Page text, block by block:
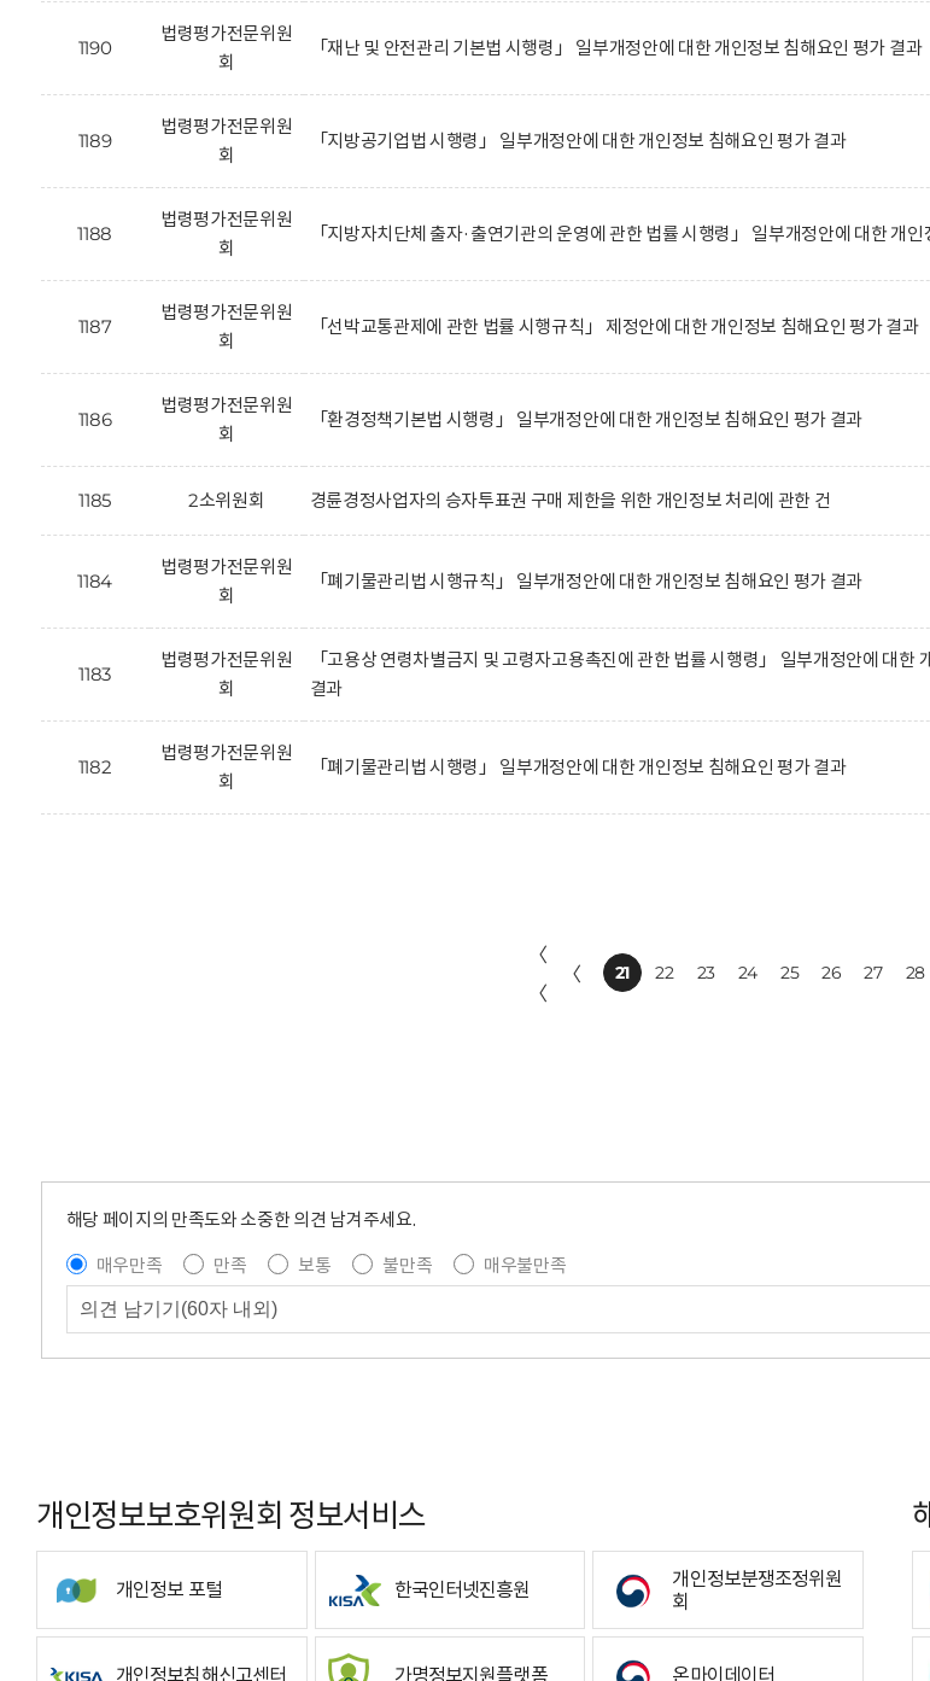
1190
법령평가전문위원
회
「재난 및 안전관리 기본법 시행령」 일부개정안에 대한 개인정보 침해요인 평가 결과
1189
법령평가전문위원
회
「지방공기업법 시행령」 일부개정안에 대한 개인정보 침해요인 평가 결과
1188
법령평가전문위원
회
「지방자치단체 출자·출연기관의 운영에 관한 법률 시행령」 일부개정안에 대한 개
1187
법령평가전문위원
회
「선박교통관제에 관한 법률 시행규칙」 제정안에 대한 개인정보 침해요인 평가 결과
1186
법령평가전문위원
회
「환경정책기본법 시행령」 일부개정안에 대한 개인정보 침해요인 평가 결과
1185 2소위원회 경륜경정사업자의 승자투표권 구매 제한을 위한 개인정보 처리에 관한 건
1184
법령평가전문위원
회
「폐기물관리법 시행규칙」 일부개정안에 대한 개인정보 침해요인 평가 결과
1183
법령평가전문위원
회
「고용상 연령차별금지 및 고령자고용촉진에 관한 법률 시행령」 일부개정안에 대한
결과
1182
법령평가전문위원
회
「폐기물관리법 시행령」 일부개정안에 대한 개인정보 침해요인 평가 결과
〈
〈
〈 21 22 23 24 25 26 27 28
해당 페이지의 만족도와 소중한 의견 남겨주세요.
매우만족
만족 보통 불만족
매우불만족
개인정보보호위원회 정보서비스
개인정보 포털 한국인터넷진흥원
개인정보분쟁조정위원
회
개인정보침해신고센터 가명정보지원플랫폼 온마이데이터